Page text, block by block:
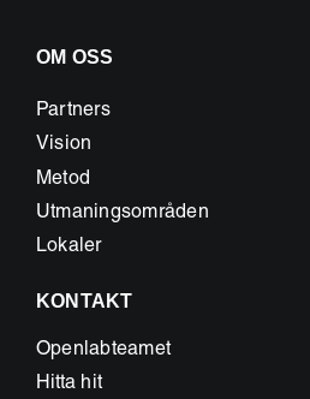
OM OSS
Partners
Vision
Metod
Utmaningsområden
Lokaler
KONTAKT
Openlabteamet
Hitta hit